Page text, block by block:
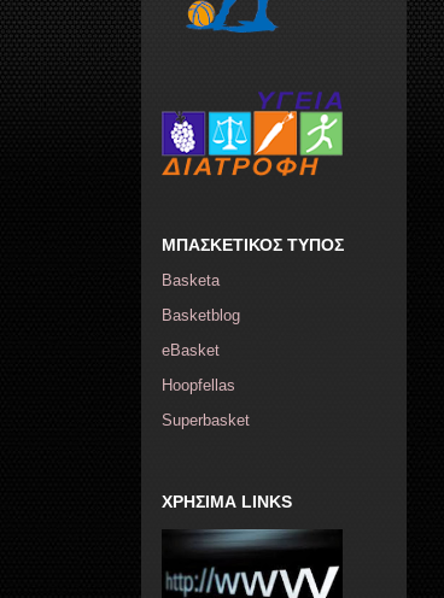
ΜΠΑΣΚΕΤΙΚΟΣ ΤΥΠΟΣ
Basketa
Basketblog
eBasket
Hoopfellas
Superbasket
ΧΡΗΣΙΜΑ LINKS